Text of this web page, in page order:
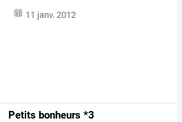
11 janv. 2012
Petits bonheurs *3